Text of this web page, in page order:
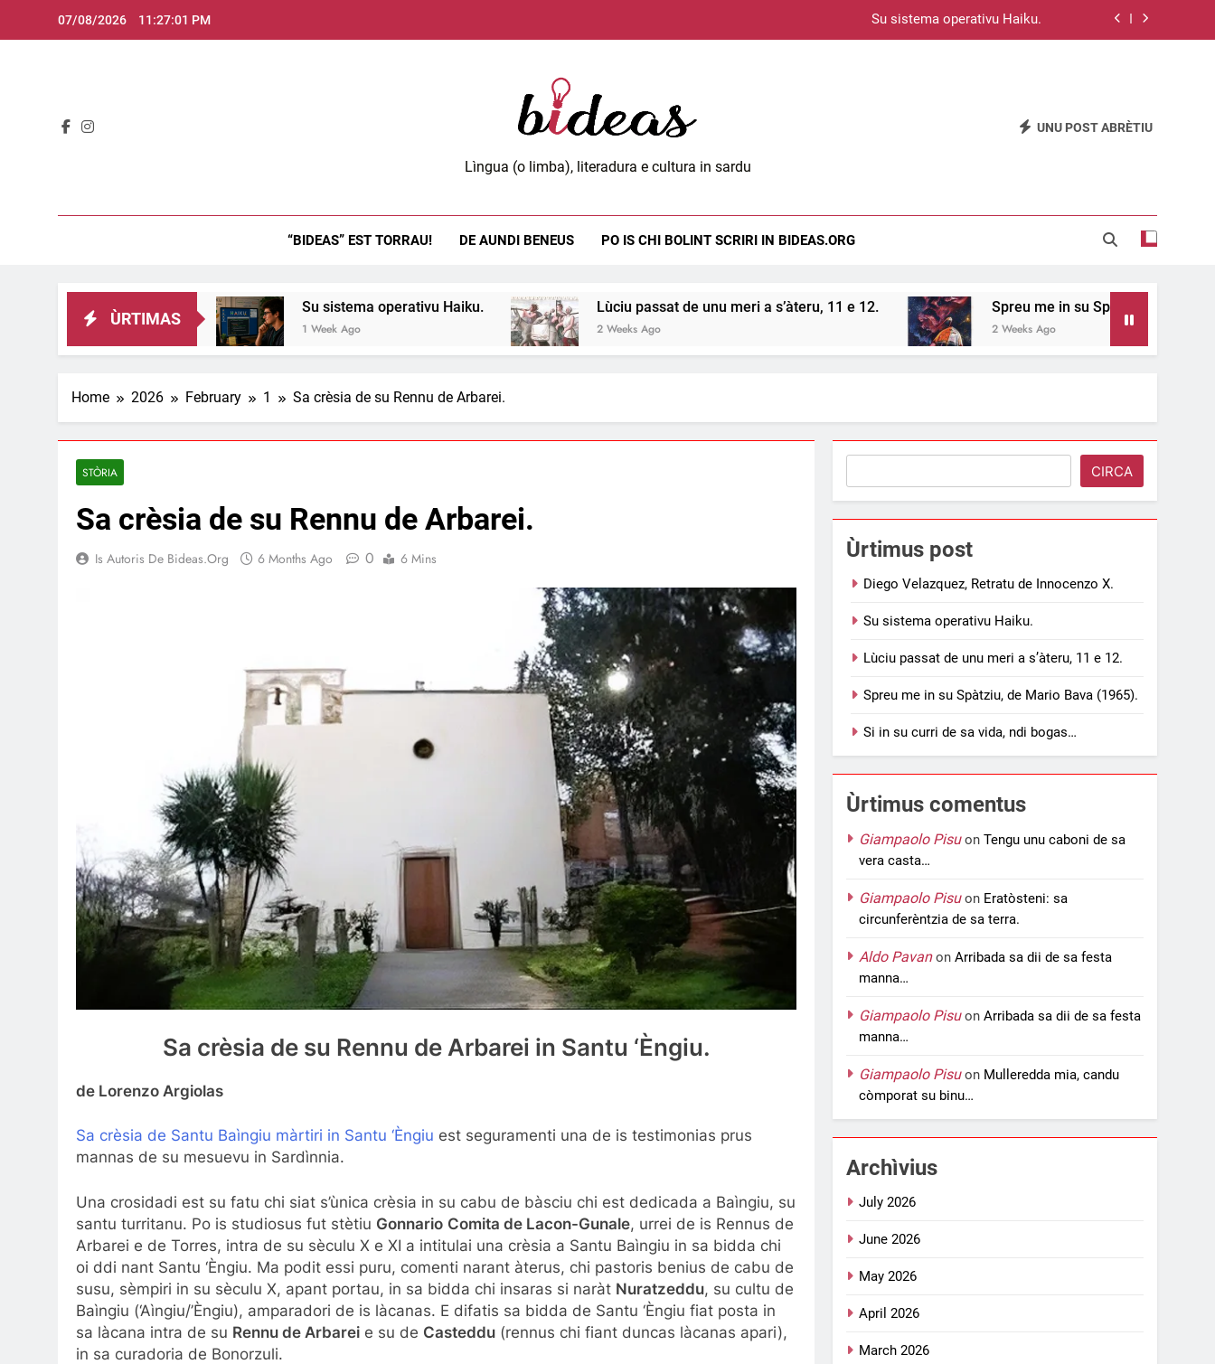
07/08/2026 11:27:02 PM Su sistema operativu Haiku.
Diego Velazquez, Retratu de Innocenzo X.
Lùciu passat de unu meri a s’àteru, 11 e 12.
Bideas.orgLìngua (o limba), literadura e cultura in sardu
UNU POST ABRÈTIU
“BIDEAS” EST TORRAU! DE AUNDI BENEUS PO IS CHI BOLINT SCRIRI IN BIDEAS.ORG
ÙRTIMAS
Innocenzo X. Su sistema operativu Haiku.
1 Week Ago
Lùciu passat de unu meri a s’àteru, 11 e 12.
2 Weeks Ago
Spreu me in su Spàtziu, de Mario Bava (1965).
2 Weeks Ago
Home 2026 February 1 Sa crèsia de su Rennu de Arbarei.
STÒRIA
Sa crèsia de su Rennu de Arbarei.
Is Autoris De Bideas.org 6 Months Ago 0 6 Mins
Sa crèsia de su Rennu de Arbarei in Santu ‘Èngiu.
de Lorenzo Argiolas
Sa crèsia de Santu Baìngiu màrtiri in Santu ‘Èngiu est seguramenti una de is testimonias prus
mannas de su mesuevu in Sardìnnia.
Una crosidadi est su fatu chi siat s’ùnica crèsia in su cabu de bàsciu chi est dedicada a Baìngiu, su
santu turritanu. Po is studiosus fut stètiu Gonnario Comita de Lacon-Gunale, urrei de is Rennus de
Arbarei e de Torres, intra de su sèculu X e XI a intitulai una crèsia a Santu Baìngiu in sa bidda chi
oi ddi nant Santu ‘Èngiu. Ma podit essi puru, comenti narant àterus, chi pastoris benius de cabu de
susu, sèmpiri in su sèculu X, apant portau, in sa bidda chi insaras si naràt Nuratzeddu, su cultu de
Baìngiu (‘Aìngiu/’Èngiu), amparadori de is làcanas. E difatis sa bidda de Santu ‘Èngiu fiat posta in
sa làcana intra de su Rennu de Arbarei e su de Casteddu (rennus chi fiant duncas làcanas apari),
in sa curadoria de Bonorzuli.
CIRCA
Ùrtimus post
Diego Velazquez, Retratu de Innocenzo X.
Su sistema operativu Haiku.
Lùciu passat de unu meri a s’àteru, 11 e 12.
Spreu me in su Spàtziu, de Mario Bava (1965).
Si in su curri de sa vida, ndi bogas…
Ùrtimus comentus
Giampaolo PisuonTengu unu caboni de sa
vera casta…
Giampaolo Pisuon Eratòsteni: sa
circunferèntzia de sa terra.
Aldo PavanonArribada sa dii de sa festa
manna…
Giampaolo PisuonArribada sa dii de sa festa
manna…
Giampaolo Pisuon Mulleredda mia, candu
còmporat su binu…
Archìvius
July 2026
June 2026
May 2026
April 2026
March 2026